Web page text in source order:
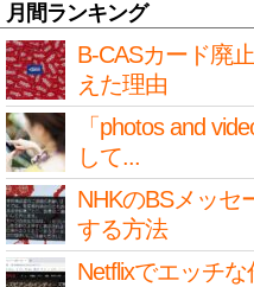
月間ランキング
B-CASカード廃
えた理由
「photos and
して...
NHKのBSメッセ
する方法
Netflixでエッチ